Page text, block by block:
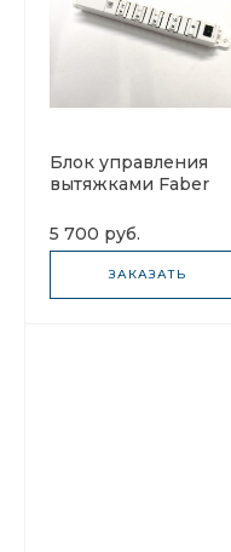
Блок управления
вытяжками Faber
5 700 руб.
ЗАКАЗАТЬ